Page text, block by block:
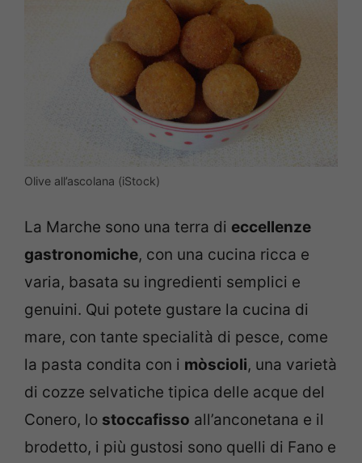
Olive all’ascolana (iStock)
La Marche sono una terra di eccellenze
gastronomiche, con una cucina ricca e
varia, basata su ingredienti semplici e
genuini. Qui potete gustare la cucina di
mare, con tante specialità di pesce, come
la pasta condita con i mòscioli, una varietà
di cozze selvatiche tipica delle acque del
Conero, lo stoccafisso all’anconetana e il
brodetto, i più gustosi sono quelli di Fano e